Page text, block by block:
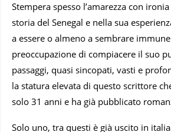
Stempera spesso l’amarezza con
storia del Senegal e nella sua
a essere o almeno a sembrare
preoccupazione di compiacere il suo
passaggi, quasi sincopati, vasti e
la statura elevata di questo scrittore
solo 31 anni e ha già pubblicato
Solo uno, tra questi è già uscito in